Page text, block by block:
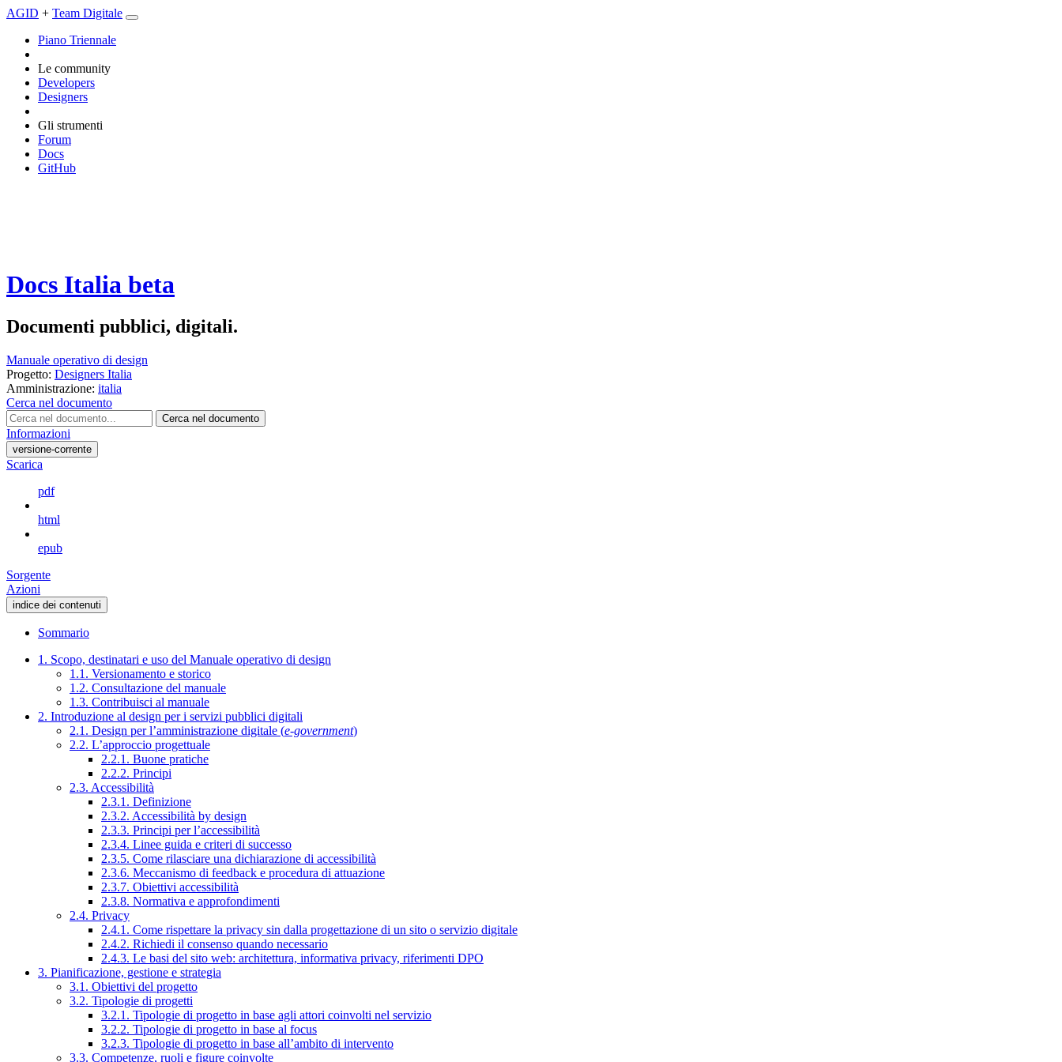
AGID + Team Digitale
Piano Triennale
Le community
Developers
Designers
Gli strumenti
Forum
Docs
GitHub
Docs Italia beta
Documenti pubblici, digitali.
Manuale operativo di design
Progetto: Designers Italia
Amministrazione: italia
Cerca nel documento
Cerca nel documento
Informazioni
versione-corrente
Scarica
pdf
html
epub
Sorgente
Azioni
indice dei contenuti
Sommario
1. Scopo, destinatari e uso del Manuale operativo di design
1.1. Versionamento e storico
1.2. Consultazione del manuale
1.3. Contribuisci al manuale
2. Introduzione al design per i servizi pubblici digitali
2.1. Design per l’amministrazione digitale (e-government)
2.2. L’approccio progettuale
2.2.1. Buone pratiche
2.2.2. Principi
2.3. Accessibilità
2.3.1. Definizione
2.3.2. Accessibilità by design
2.3.3. Principi per l’accessibilità
2.3.4. Linee guida e criteri di successo
2.3.5. Come rilasciare una dichiarazione di accessibilità
2.3.6. Meccanismo di feedback e procedura di attuazione
2.3.7. Obiettivi accessibilità
2.3.8. Normativa e approfondimenti
2.4. Privacy
2.4.1. Come rispettare la privacy sin dalla progettazione di un sito o servizio digitale
2.4.2. Richiedi il consenso quando necessario
2.4.3. Le basi del sito web: architettura, informativa privacy, riferimenti DPO
3. Pianificazione, gestione e strategia
3.1. Obiettivi del progetto
3.2. Tipologie di progetti
3.2.1. Tipologie di progetto in base agli attori coinvolti nel servizio
3.2.2. Tipologie di progetto in base al focus
3.2.3. Tipologie di progetto in base all’ambito di intervento
3.3. Competenze, ruoli e figure coinvolte